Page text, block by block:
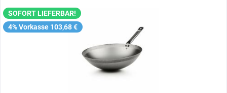
SOFORT LIEFERBAR!
4% Vorkasse 103,68 €